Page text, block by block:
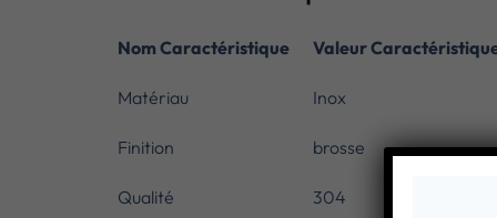
Nom Caractéristique Valeur
Matériau Inox
Finition brosse
Qualité 304